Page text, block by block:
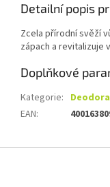
Detailní popis
Zcela přírodní svěží
zápach a revitalizuje
Doplňkové
Kategorie:
EAN: